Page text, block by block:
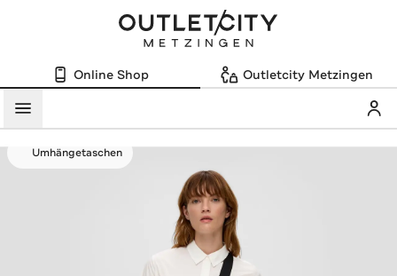
Online Shop Outletcity Metzingen
Menü
Umhängetaschen